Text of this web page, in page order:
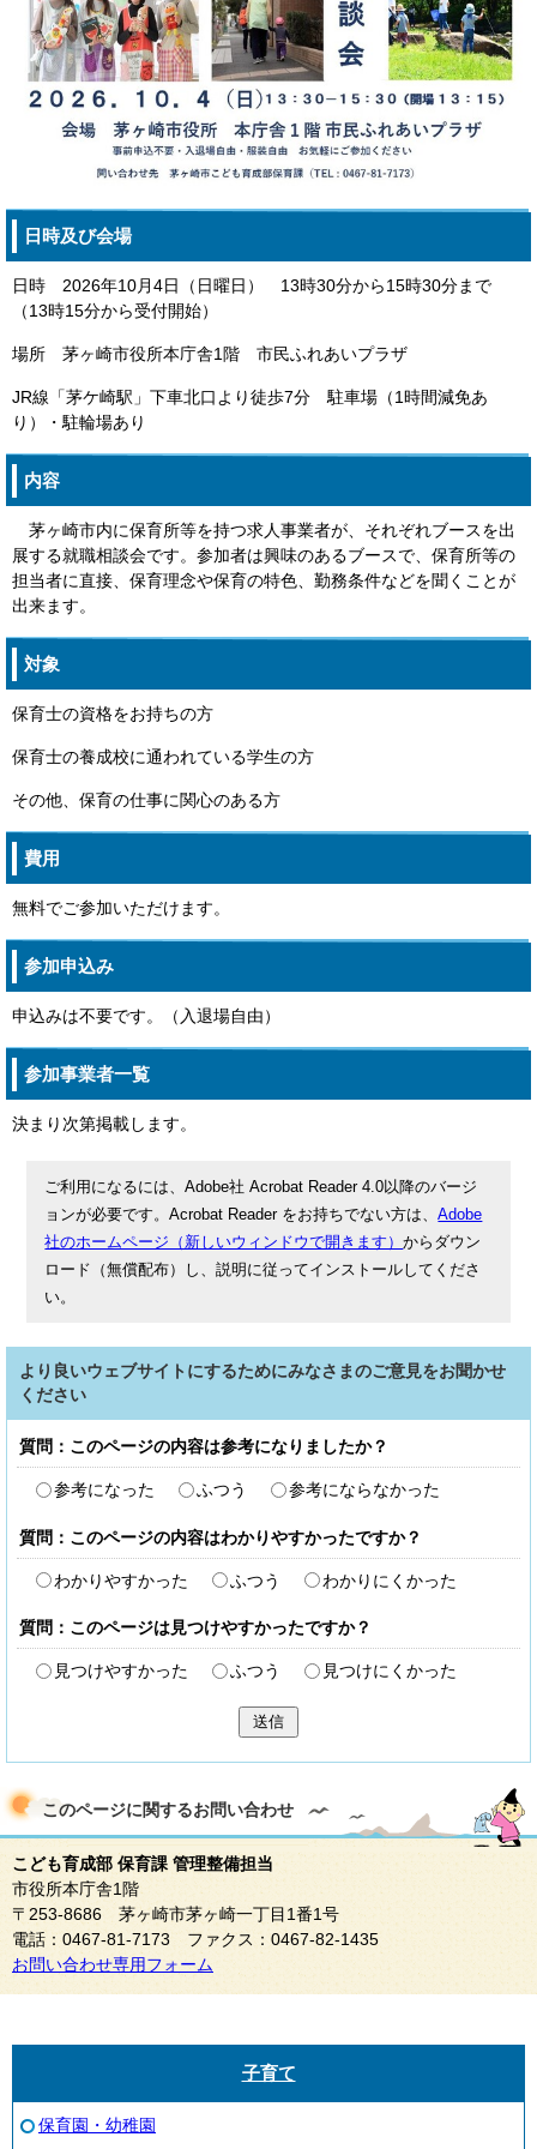
日時及び会場
日時 2026年10月4日（日曜日） 13時30分から15時30分まで
（13時15分から受付開始）
場所 茅ヶ崎市役所本庁舎1階 市民ふれあいプラザ
JR線「茅ケ崎駅」下車北口より徒歩7分 駐車場（1時間減免あ
り）・駐輪場あり
内容
茅ヶ崎市内に保育所等を持つ求人事業者が、それぞれブースを出
展する就職相談会です。参加者は興味のあるブースで、保育所等の
担当者に直接、保育理念や保育の特色、勤務条件などを聞くことが
出来ます。
対象
保育士の資格をお持ちの方
保育士の養成校に通われている学生の方
その他、保育の仕事に関心のある方
費用
無料でご参加いただけます。
参加申込み
申込みは不要です。（入退場自由）
参加事業者一覧
決まり次第掲載します。
ご利用になるには、Adobe社 Acrobat Reader 4.0以降のバージ
ョンが必要です。Acrobat Reader をお持ちでない方は、Adobe
社のホームページ（新しいウィンドウで開きます）からダウン
ロード（無償配布）し、説明に従ってインストールしてくださ
い。
より良いウェブサイトにするためにみなさまのご意見をお聞かせ
ください
質問：このページの内容は参考になりましたか？
参考になった ふつう 参考にならなかった
質問：このページの内容はわかりやすかったですか？
わかりやすかった ふつう わかりにくかった
質問：このページは見つけやすかったですか？
見つけやすかった ふつう 見つけにくかった
送信
このページに関するお問い合わせ
こども育成部 保育課 管理整備担当
市役所本庁舎1階
〒253-8686 茅ヶ崎市茅ヶ崎一丁目1番1号
電話：0467-81-7173 ファクス：0467-82-1435
お問い合わせ専用フォーム
子育て
保育園・幼稚園